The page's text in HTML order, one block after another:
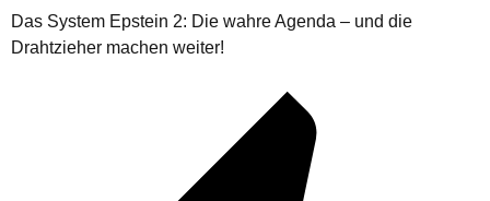
Das System Epstein 2: Die wahre Agenda – und die
Drahtzieher machen weiter!